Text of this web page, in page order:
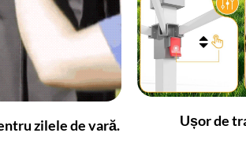
zilele de vară.
Ușor de